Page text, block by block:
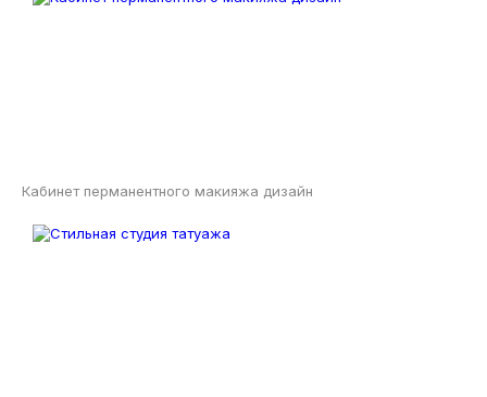
Кабинет перманентного макияжа дизайн